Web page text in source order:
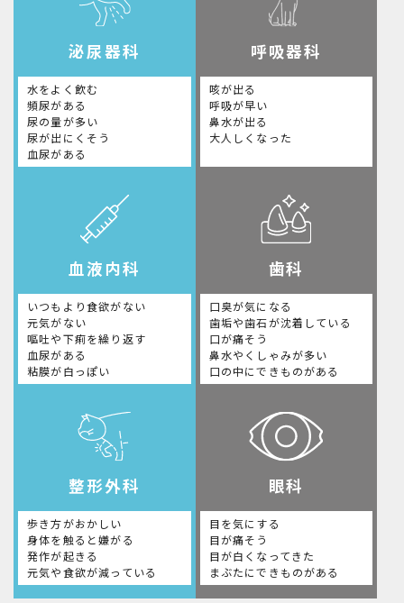
泌尿器科
水をよく飲む
頻尿がある
尿の量が多い
尿が出にくそう
血尿がある
呼吸器科
咳が出る
呼吸が早い
鼻水が出る
大人しくなった
血液内科
いつもより食欲がない
元気がない
嘔吐や下痢を繰り返す
血尿がある
粘膜が白っぽい
歯科
口臭が気になる
歯垢や歯石が沈着している
口が痛そう
鼻水やくしゃみが多い
口の中にできものがある
整形外科
歩き方がおかしい
身体を触ると嫌がる
発作が起きる
元気や食欲が減っている
眼科
目を気にする
目が痛そう
目が白くなってきた
まぶたにできものがある